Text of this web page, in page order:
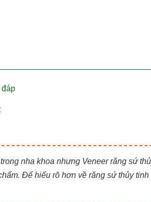
đáp
nha khoa nhưng Veneer răng sứ
Để hiểu rõ hơn về răng sứ thủy tinh